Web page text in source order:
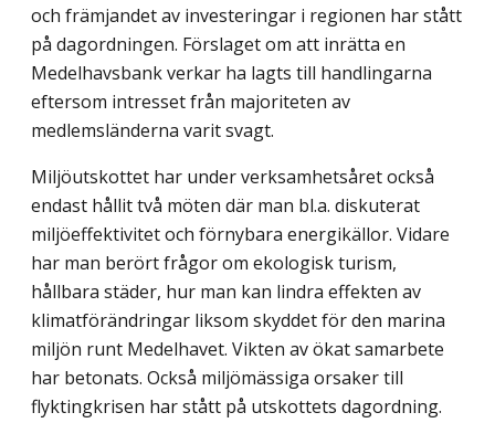
och främjandet av investeringar i regionen har stått
på dagordningen. Förslaget om att inrätta en
Medelhavsbank verkar ha lagts till handlingarna
eftersom intresset från majoriteten av
medlemsländerna varit svagt.
Miljöutskottet har under verksamhetsåret också
endast hållit två möten där man bl.a. diskuterat
miljöeffektivitet och förnybara energikällor. Vidare
har man berört frågor om ekologisk turism,
hållbara städer, hur man kan lindra effekten av
klimatförändringar liksom skyddet för den marina
miljön runt Medelhavet. Vikten av ökat samarbete
har betonats. Också miljömässiga orsaker till
flyktingkrisen har stått på utskottets dagordning.